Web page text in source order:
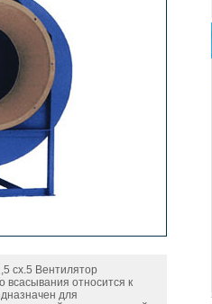
сх.5 Вентилятор
относится к
для